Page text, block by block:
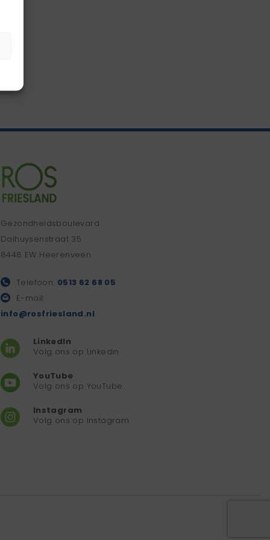
Gezondheidsboulevard
Dalhuysenstraat 35
8448 EW Heerenveen
Telefoon: 0513 62 68 05
E-mail:
info@rosfriesland.nl
LinkedIn
Volg ons op Linkedin
YouTube
Volg ons op YouTube
Instagram
Volg ons op Instagram